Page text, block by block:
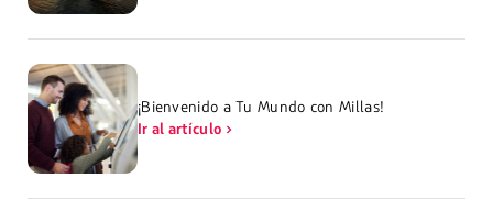
¡Bienvenido a Tu Mundo con Millas!
Ir al artículo